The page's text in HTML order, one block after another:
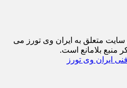
متعلق به ایران وی تورز می
منبع بلامانع است.
ایران وی تورز